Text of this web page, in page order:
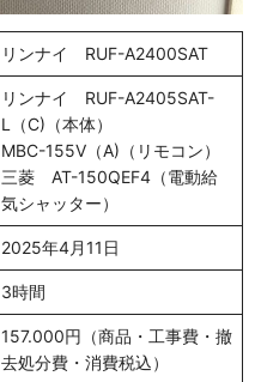
リンナイ RUF-A2400SAT
リンナイ RUF-A2405SAT-
L（C)（本体）
MBC-155V（A)（リモコン）
三菱 AT-150QEF4（電動給
気シャッター）
2025年4月11日
3時間
157.000円（商品・工事費・撤
去処分費・消費税込）